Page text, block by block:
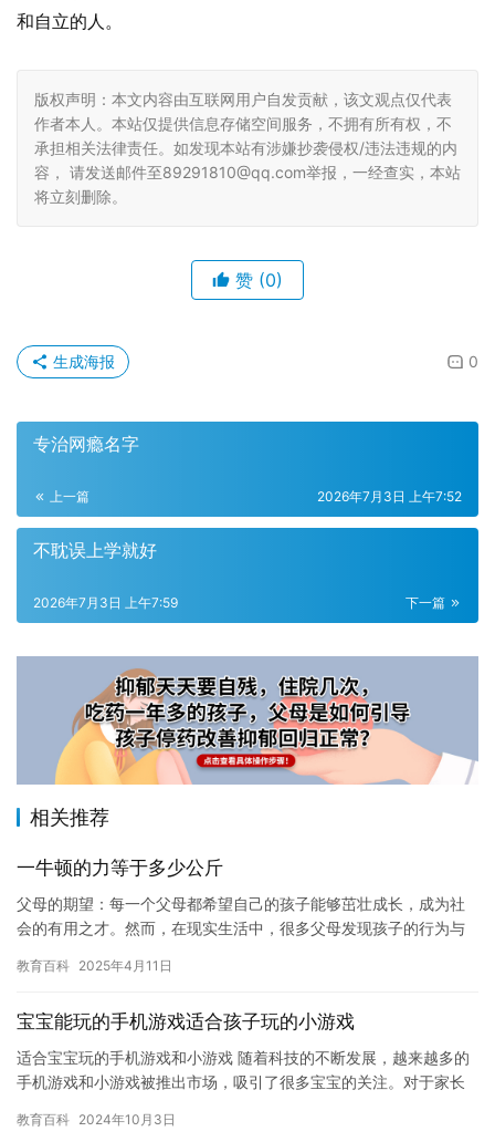
和自立的人。
版权声明：本文内容由互联网用户自发贡献，该文观点仅代表
作者本人。本站仅提供信息存储空间服务，不拥有所有权，不
承担相关法律责任。如发现本站有涉嫌抄袭侵权/违法违规的内
容， 请发送邮件至89291810@qq.com举报，一经查实，本站
将立刻删除。
赞 (0)
0
生成海报
专治网瘾名字
上一篇 2026年7月3日 上午7:52
不耽误上学就好
下一篇
2026年7月3日 上午7:59
相关推荐
一牛顿的力等于多少公斤
父母的期望：每一个父母都希望自己的孩子能够茁壮成长，成为社
会的有用之才。然而，在现实生活中，很多父母发现孩子的行为与
展上寄…
教育百科 2025年4月11日
宝宝能玩的手机游戏适合孩子玩的小游戏
适合宝宝玩的手机游戏和小游戏 随着科技的不断发展，越来越多的
手机游戏和小游戏被推出市场，吸引了很多宝宝的关注。对于家长
们为…
教育百科 2024年10月3日